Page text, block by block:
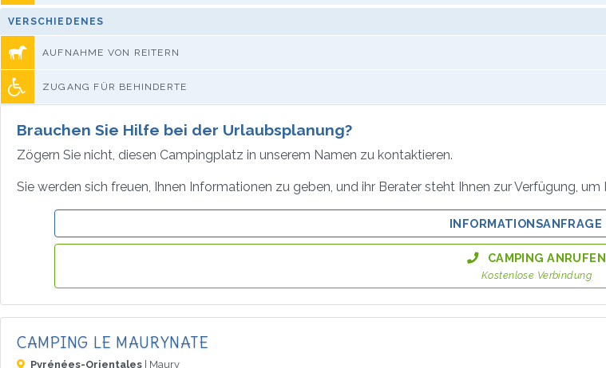
VERSCHIEDENES
AUFNAHME VON REITERN
ZUGANG FÜR BEHINDERTE
Brauchen Sie Hilfe bei der Urlaubsplanung?
Zögern Sie nicht, diesen Campingplatz in unserem Namen zu kontaktieren.
Sie werden sich freuen, Ihnen Informationen zu geben, und ihr Berater steht Ihnen zur Verfügung,
INFORMATIONSANFRAGE
CAMPING ANRUFEN
Kostenlose Verbindung
CAMPING LE MAURYNATE
Pyrénées-Orientales | Maury